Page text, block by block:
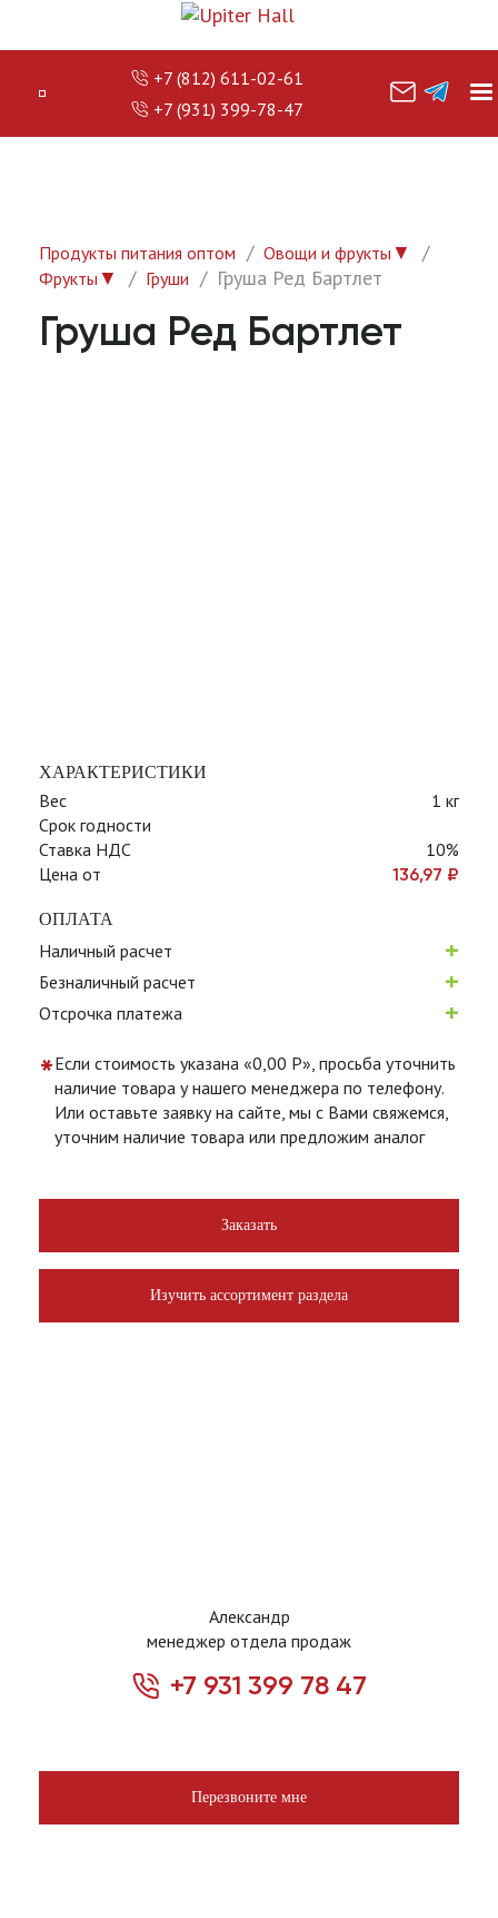
+7 (812) 611-02-61
+7 (931) 399-78-47
Продукты питания оптом Овощи и фрукты ▼
Фрукты ▼ Груши Груша Ред Бартлет
Груша Ред Бартлет
ХАРАКТЕРИСТИКИ
Вес
1 кг
Срок годности
Ставка НДС
10%
Цена от
136,97 ₽
ОПЛАТА
Наличный расчет +
Безналичный расчет +
Отсрочка платежа +
*Если стоимость указана «0,00 Р», просьба уточнить
наличие товара у нашего менеджера по телефону.
Или оставьте заявку на сайте, мы с Вами свяжемся,
уточним наличие товара или предложим аналог
Заказать
Изучить ассортимент раздела
Александр
менеджер отдела продаж
+7 931 399 78 47
Перезвоните мне